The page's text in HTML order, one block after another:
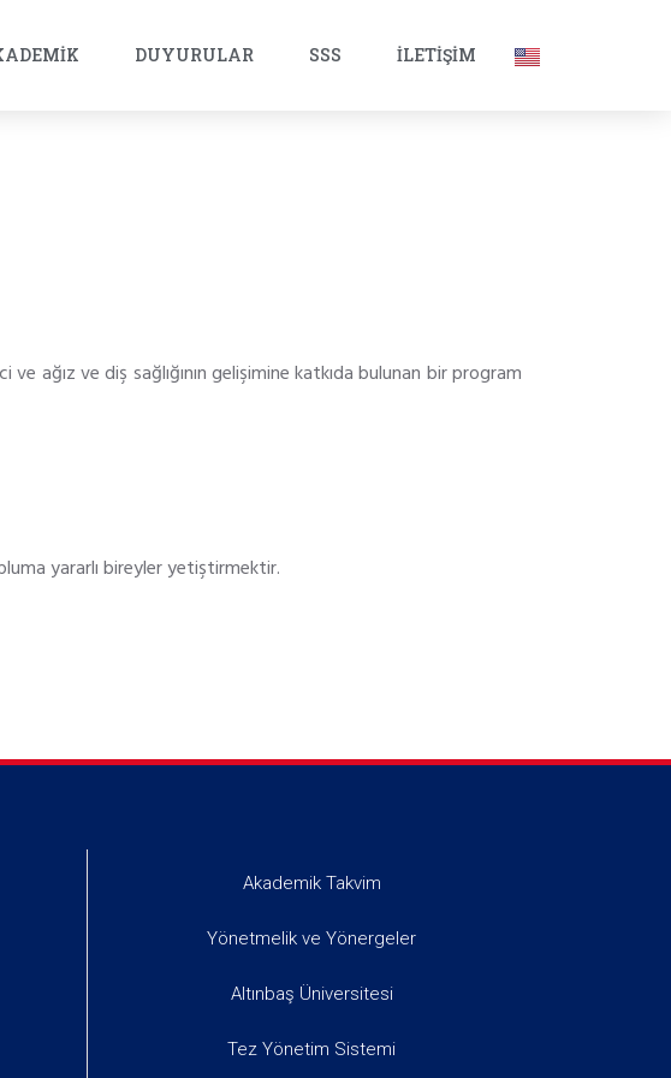
DUYURULAR SSS İLETIŞIM
ağız ve diş sağlığının gelişimine katkıda bulunan bir program
yararlı bireyler yetiştirmektir.
Akademik Takvim
Yönetmelik ve Yönergeler
Altınbaş Üniversitesi
Tez Yönetim Sistemi